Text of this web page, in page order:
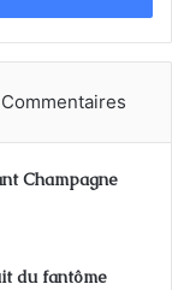
Commentaires
Champagne
du fantôme